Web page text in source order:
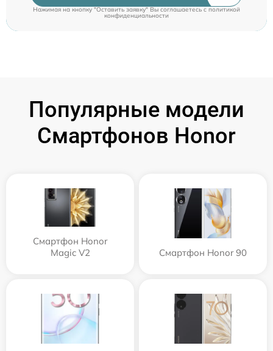
Нажимая на кнопку "Оставить заявку" Вы соглашаетесь cполитикой
конфиденциальности
Популярные модели
Смартфонов Honor
Смартфон Honor
Magic V2
Смартфон Honor 90